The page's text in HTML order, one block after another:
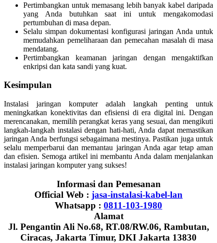
Pertimbangkan untuk memasang lebih banyak kabel daripada
yang Anda butuhkan saat ini untuk mengakomodasi
pertumbuhan di masa depan.
Selalu simpan dokumentasi konfigurasi jaringan Anda untuk
memudahkan pemeliharaan dan pemecahan masalah di masa
mendatang.
Pertimbangkan keamanan jaringan dengan mengaktifkan
enkripsi dan kata sandi yang kuat.
Kesimpulan
Instalasi jaringan komputer adalah langkah penting untuk
meningkatkan konektivitas dan efisiensi di era digital ini. Dengan
merencanakan, memilih perangkat keras yang sesuai, dan mengikuti
langkah-langkah instalasi dengan hati-hati, Anda dapat memastikan
jaringan Anda berfungsi sebagaimana mestinya. Pastikan juga untuk
selalu memperbarui dan memantau jaringan Anda agar tetap aman
dan efisien. Semoga artikel ini membantu Anda dalam menjalankan
instalasi jaringan komputer yang sukses!
Informasi dan Pemesanan
Official Web : jasa-instalasi-kabel-lan
Whatsapp : 0811-103-1980
Alamat
Jl. Pengantin Ali No.68, RT.08/RW.06, Rambutan,
Ciracas, Jakarta Timur, DKI Jakarta 13830